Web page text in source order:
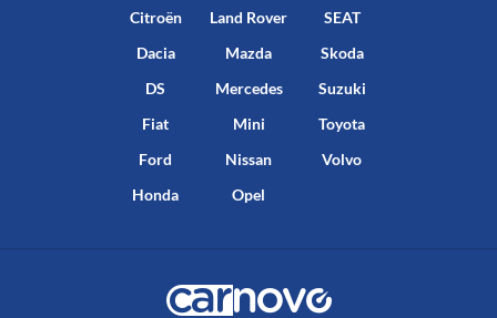
Citroën
Dacia
DS
Fiat
Ford
Honda
Land Rover
Mazda
Mercedes
Mini
Nissan
Opel
SEAT
Skoda
Suzuki
Toyota
Volvo